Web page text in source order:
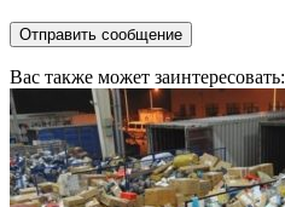
Вас также может заинтересовать: